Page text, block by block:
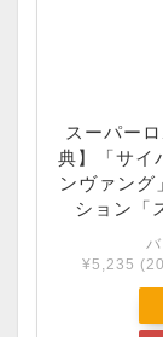
スーパー
典】「サイ
ンヴァング
ション「
¥5,235